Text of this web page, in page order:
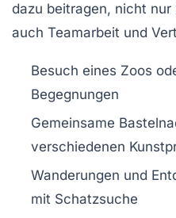
dazu beitragen, nicht nur
auch Teamarbeit und
Besuch eines Zoos
Begegnungen
Gemeinsame
verschiedenen
Wanderungen und
mit Schatzsuche